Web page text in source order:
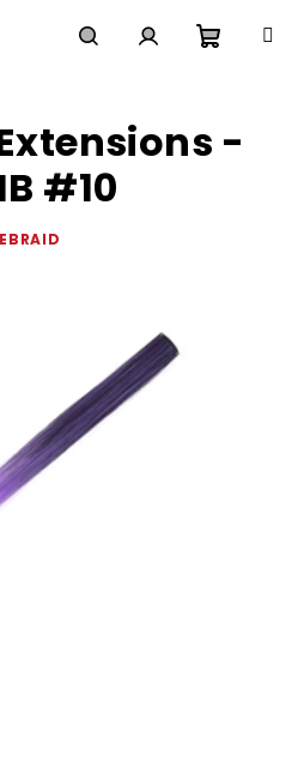
košík
-
#10
EBRAID